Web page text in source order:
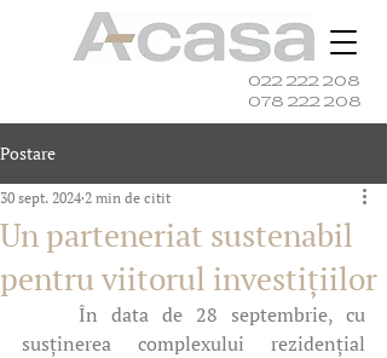
022 222 208
078 222 208
Postare
Un parteneriat sustenabil
pentru viitorul investițiilor
30 sept. 2024 2 min de citit
susținerea complexului rezidențial